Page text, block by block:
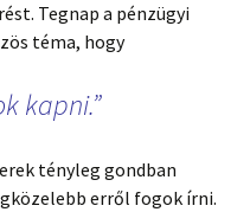
Tegnap a pénzügyi
téma, hogy
kapni.”
tényleg gondban
erről fogok írni.